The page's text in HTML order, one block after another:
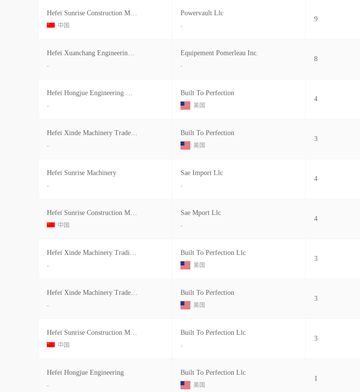
Hefei Sunrise Construction Machiner
中国
Powervault Llc
-
9
Hefei Xuanchang Engineering Machine
-
Equipement Pomerleau Inc.
-
8
Hefei Hongjue Engineering Machinery
-
Built To Perfection
美国
4
Hefei Xinde Machinery Trade Co
-
Built To Perfection
美国
3
Hefei Sunrise Machinery
-
Sae Import Llc
-
4
Hefei Sunrise Construction Machiner
中国
Sae Mport Llc
-
4
Hefei Xinde Machinery Trading Co
-
Built To Perfection Llc
美国
3
Hefei Xinde Machinery Trade Co
-
Built To Perfection
美国
3
Hefei Sunrise Construction Machiner
中国
Built To Perfection Llc
-
3
Hefei Hongjue Engineering
-
Built To Perfection Llc
美国
1